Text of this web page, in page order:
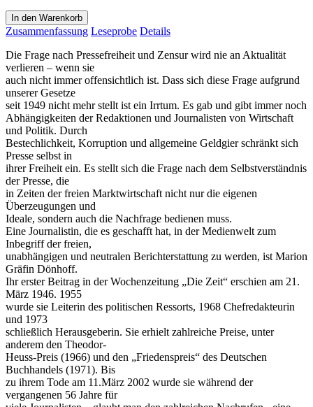
In den Warenkorb
Zusammenfassung Leseprobe Details
Die Frage nach Pressefreiheit und Zensur wird nie an Aktualität
verlieren – wenn sie
auch nicht immer offensichtlich ist. Dass sich diese Frage aufgrund
unserer Gesetze
seit 1949 nicht mehr stellt ist ein Irrtum. Es gab und gibt immer noch
Abhängigkeiten der Redaktionen und Journalisten von Wirtschaft
und Politik. Durch
Bestechlichkeit, Korruption und allgemeine Geldgier schränkt sich
Presse selbst in
ihrer Freiheit ein. Es stellt sich die Frage nach dem Selbstverständnis
der Presse, die
in Zeiten der freien Marktwirtschaft nicht nur die eigenen
Überzeugungen und
Ideale, sondern auch die Nachfrage bedienen muss.
Eine Journalistin, die es geschafft hat, in der Medienwelt zum
Inbegriff der freien,
unabhängigen und neutralen Berichterstattung zu werden, ist Marion
Gräfin Dönhoff.
Ihr erster Beitrag in der Wochenzeitung „Die Zeit“ erschien am 21.
März 1946. 1955
wurde sie Leiterin des politischen Ressorts, 1968 Chefredakteurin
und 1973
schließlich Herausgeberin. Sie erhielt zahlreiche Preise, unter
anderem den Theodor-
Heuss-Preis (1966) und den „Friedenspreis“ des Deutschen
Buchhandels (1971). Bis
zu ihrem Tode am 11.März 2002 wurde sie während der
vergangenen 56 Jahre für